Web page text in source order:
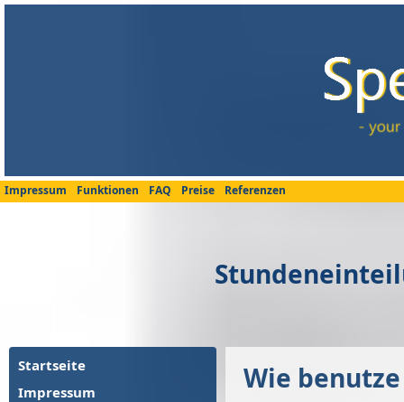
Impressum Funktionen FAQ Preise Referenzen
Startseite
Impressum
Wie